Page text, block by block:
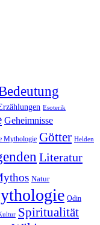
Esoterik
Geheimnisse
Mythologie Götter Helden
Literatur
Natur
Odin
Spiritualität